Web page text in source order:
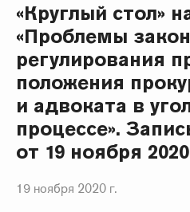
«Круглый стол»
«Проблемы
регулирования
положения
и адвоката в
процессе».
от 19 ноября
19 ноября 2020 г.